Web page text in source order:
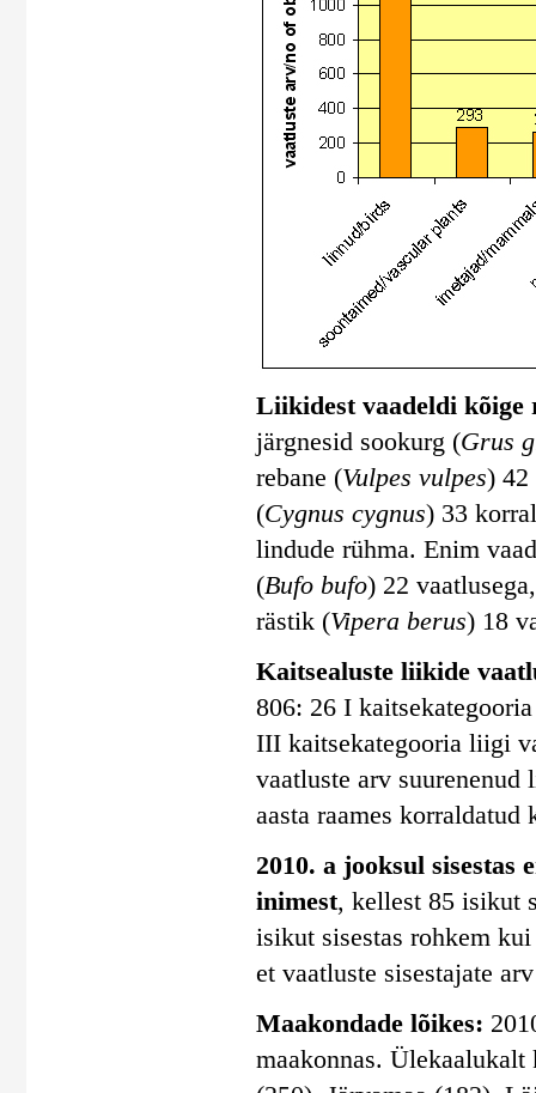
Liikidest vaadeldi kõige
järgnesid sookurg (Grus
rebane (Vulpes vulpes)
(Cygnus cygnus) 33
lindude rühma. Enim
(Bufo bufo) 22
rästik (Vipera berus) 18
Kaitsealuste liikide
806: 26 I
III kaitsekategooria liigi
vaatluste arv suurenenud
aasta raames
2010. a jooksul sisestas
inimest, kellest 85 isikut
isikut sisestas rohkem
et vaatluste sisestajate
Maakondade lõikes:
maakonnas.